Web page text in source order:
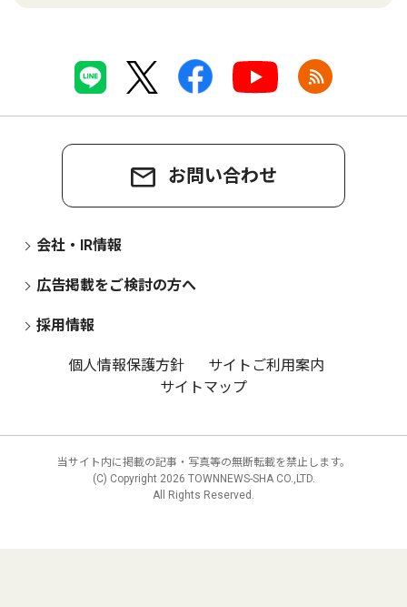
お問い合わせ
会社・IR情報
広告掲載をご検討の方へ
採用情報
個人情報保護方針
サイトご利用案内
サイトマップ
当サイト内に掲載の記事・写真等の無断転載を禁止します。
(C) Copyright 2026 TOWNNEWS-SHA CO.,LTD.
All Rights Reserved.